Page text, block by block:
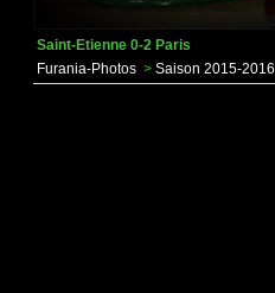
Saint-Etienne 0-2 Paris
Furania-Photos > Saison 2015-2016